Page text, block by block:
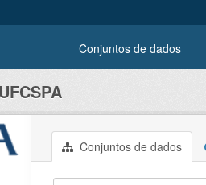
Conjuntos de dados
UFCSPA
Conjuntos de dados